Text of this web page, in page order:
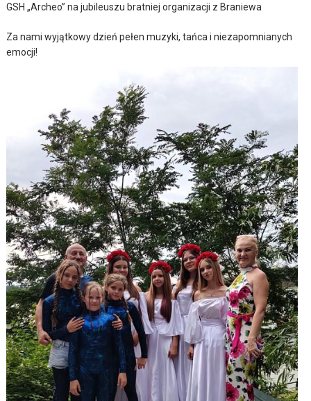
GSH „Archeo” na jubileuszu bratniej organizacji z Braniewa
Za nami wyjątkowy dzień pełen muzyki, tańca i niezapomnianych
emocji!